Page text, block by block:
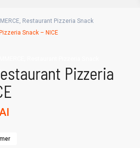
, Restaurant Pizzeria Snack
Snack – NICE
Pizzeria